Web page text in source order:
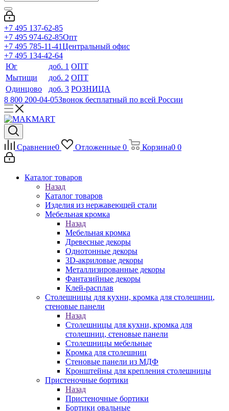
+7 495 137-62-85
+7 495 974-62-85Опт
+7 495 785-11-41Центральный офис
+7 495 134-42-64
Юг
доб. 1 ОПТ
Мытищи
доб. 2 ОПТ
Одинцово
доб. 3 РОЗНИЦА
8 800 200-04-05Звонок бесплатный по всей России
Сравнение0 Отложенные 0 Корзина0 0
Каталог товаров
Назад
Каталог товаров
Изделия из нержавеющей стали
Мебельная кромка
Назад
Мебельная кромка
Древесные декоры
Однотонные декоры
3D-акриловые декоры
Металлизированные декоры
Фантазийные декоры
Клей-расплав
Столешницы для кухни, кромка для столешниц,
стеновые панели
Назад
Столешницы для кухни, кромка для
столешниц, стеновые панели
Столешницы мебельные
Кромка для столешниц
Стеновые панели из МДФ
Кронштейны для крепления столешницы
Пристеночные бортики
Назад
Пристеночные бортики
Бортики овальные